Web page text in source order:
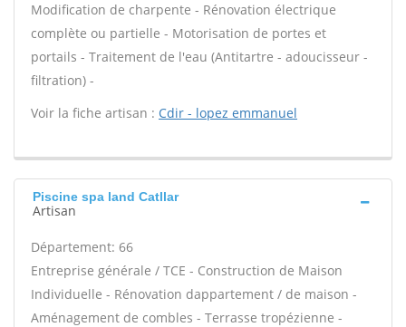
Modification de charpente - Rénovation électrique
complète ou partielle - Motorisation de portes et
portails - Traitement de l'eau (Antitartre - adoucisseur -
filtration) -
Voir la fiche artisan : Cdir - lopez emmanuel
Piscine spa land Catllar
Artisan
Département: 66
Entreprise générale / TCE - Construction de Maison
Individuelle - Rénovation dappartement / de maison -
Aménagement de combles - Terrasse tropézienne -